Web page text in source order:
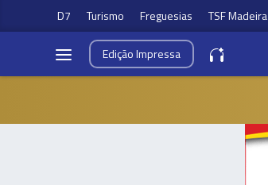
D7 Turismo Freguesias TSF Madeira
EdiçãoImpressa